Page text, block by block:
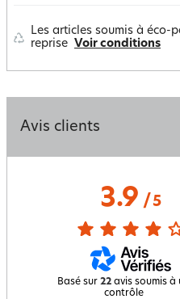
Les articles soumis à éco-
reprise Voir conditions
Avis clients
3.9/ 5
Basé sur 22 avis soumis à
contrôle